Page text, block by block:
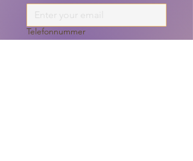
Telefonnummer